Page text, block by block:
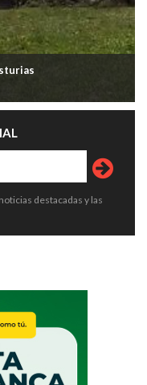
destacadas y las